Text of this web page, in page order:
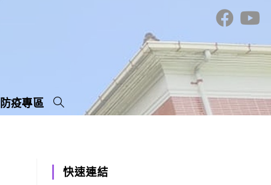
防疫專區
快速連結